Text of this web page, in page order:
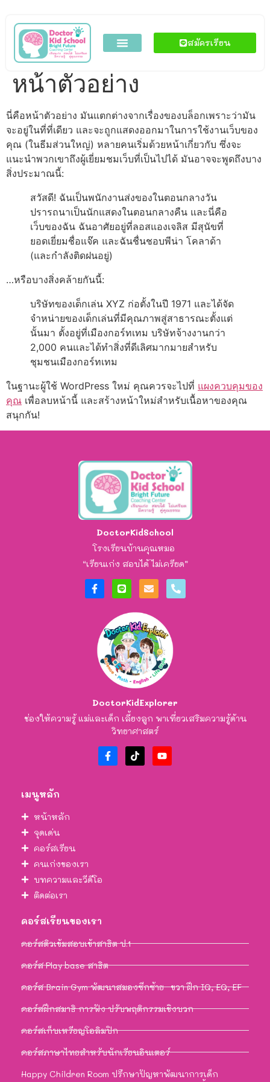
สมัครเรียน
หน้าตัวอย่าง
นี่คือหน้าตัวอย่าง มันแตกต่างจากเรื่องของบล็อกเพราะว่ามัน
จะอยู่ในที่ที่เดียว และจะถูกแสดงออกมาในการใช้งานเว็บของ
คุณ (ในธีมส่วนใหญ่) หลายคนเริ่มด้วยหน้าเกี่ยวกับ ซึ่งจะ
แนะนำพวกเขาถึงผู้เยี่ยมชมเว็บที่เป็นไปได้ มันอาจจะพูดถึงบาง
สิ่งประมาณนี้:
สวัสดี! ฉันเป็นพนักงานส่งของในตอนกลางวัน
ปรารถนาเป็นนักแสดงในตอนกลางคืน และนี่คือ
เว็บของฉัน ฉันอาศัยอยู่ที่ลอสแองเจลิส มีสุนัขที่
ยอดเยี่ยมชื่อแจ๊ค และฉันชื่นชอบพีน่า โคลาด้า
(และกำลังติดฝนอยู่)
…หรือบางสิ่งคล้ายกันนี้:
บริษัทของเด็กเล่น XYZ ก่อตั้งในปี 1971 และได้จัด
จำหน่ายของเด็กเล่นที่มีคุณภาพสู่สาธารณะตั้งแต่
นั้นมา ตั้งอยู่ที่เมืองกอร์ทเทม บริษัทจ้างงานกว่า
2,000 คนและได้ทำสิ่งที่ดีเลิศมากมายสำหรับ
ชุมชนเมืองกอร์ทเทม
ในฐานะผู้ใช้ WordPress ใหม่ คุณควรจะไปที่ แผงควบคุมของ
คุณ เพื่อลบหน้านี้ และสร้างหน้าใหม่สำหรับเนื้อหาของคุณ
สนุกกัน!
DoctorKidSchool
โรงเรียนบ้านคุณหมอ
“เรียนเก่ง สอบได้ ไม่เครียด”
DoctorKidExplorer
ช่องให้ความรู้ แม่และเด็ก เลี้ยงลูก พาเที่ยวเสริมความรู้ด้าน
วิทยาศาสตร์
เมนูหลัก
หน้าหลัก
จุดเด่น
คอร์สเรียน
คนเก่งของเรา
บทความและวีดีโอ
ติดต่อเรา
คอร์สเรียนของเรา
คอร์สติวเข้มสอบเข้าสาธิต ป.1
คอร์ส Play base สาธิต
คอร์ส Brain Gym พัฒนาสมองซีกซ้าย–ขวา ฝึก IQ, EQ, EF
คอร์สฝึกสมาธิ การฟัง ปรับพฤติกรรมเชิงบวก
คอร์สเก็บเหรียญโอลิมปิก
คอร์สภาษาไทยสำหรับนักเรียนอินเตอร์
Happy Children Room ปรึกษาปัญหาพัฒนาการเด็ก